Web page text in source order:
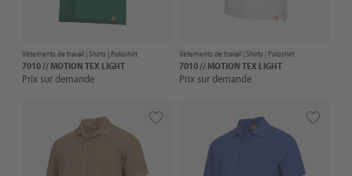
Vêtements de travail |Shirts | Poloshirt
7010 // MOTION TEX LIGHT
Prix sur demande
Vêtements de travail |Shirts | Poloshirt
7010 // MOTION TEX LIGHT
Prix sur demande